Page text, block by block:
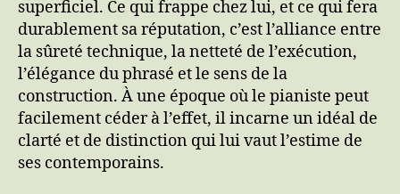
superficiel. Ce qui frappe chez lui, et ce qui fera
durablement sa réputation, c’est l’alliance entre
la sûreté technique, la netteté de l’exécution,
l’élégance du phrasé et le sens de la
construction. À une époque où le pianiste peut
facilement céder à l’effet, il incarne un idéal de
clarté et de distinction qui lui vaut l’estime de
ses contemporains.